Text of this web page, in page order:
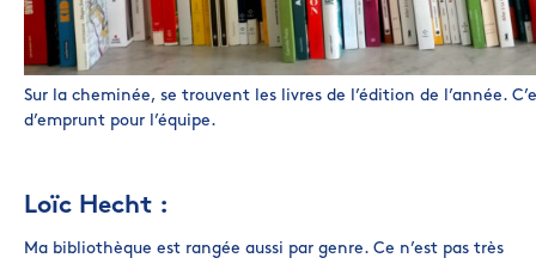
Sur la cheminée, se trouvent les livres de l’édition de l’année.
d’emprunt pour l’équipe.
Loïc Hecht :
Ma bibliothèque est rangée aussi par genre. Ce n’est pas très